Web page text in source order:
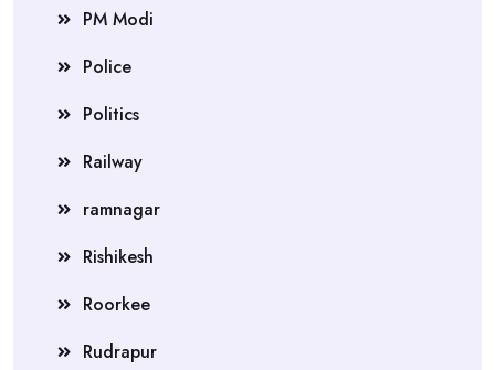
PM Modi
Police
Politics
Railway
ramnagar
Rishikesh
Roorkee
Rudrapur